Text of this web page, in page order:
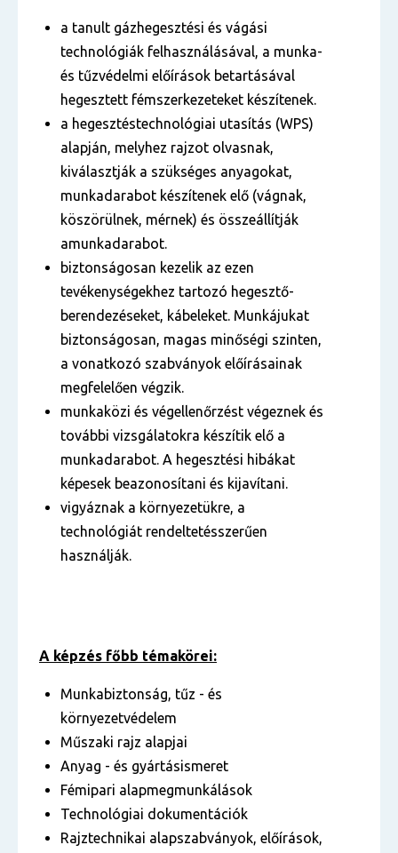
a tanult gázhegesztési és vágási
technológiák felhasználásával, a munka-
és tűzvédelmi előírások betartásával
hegesztett fémszerkezeteket készítenek.
a hegesztéstechnológiai utasítás (WPS)
alapján, melyhez rajzot olvasnak,
kiválasztják a szükséges anyagokat,
munkadarabot készítenek elő (vágnak,
köszörülnek, mérnek) és összeállítják
amunkadarabot.
biztonságosan kezelik az ezen
tevékenységekhez tartozó hegesztő-
berendezéseket, kábeleket. Munkájukat
biztonságosan, magas minőségi szinten,
a vonatkozó szabványok előírásainak
megfelelően végzik.
munkaközi és végellenőrzést végeznek és
további vizsgálatokra készítik elő a
munkadarabot. A hegesztési hibákat
képesek beazonosítani és kijavítani.
vigyáznak a környezetükre, a
technológiát rendeltetésszerűen
használják.
A képzés főbb témakörei:
Munkabiztonság, tűz - és
környezetvédelem
Műszaki rajz alapjai
Anyag - és gyártásismeret
Fémipari alapmegmunkálások
Technológiai dokumentációk
Rajztechnikai alapszabványok, előírások,